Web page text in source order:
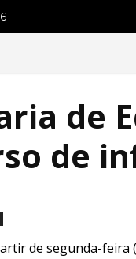
de
de
de segunda-feira